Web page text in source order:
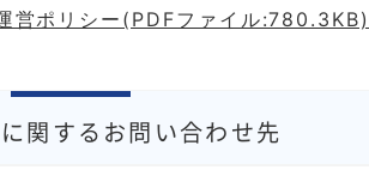
営ポリシー(PDFファイル:780.3KB)
関するお問い合わせ先